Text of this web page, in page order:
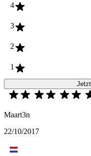
4
3
2
1
Maart3n
22/10/2017